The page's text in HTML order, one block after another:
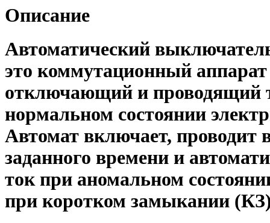
Описание
Автоматический
это коммутационный
отключающий и проводящий
нормальном состоянии
Автомат включает, проводит
заданного времени и
ток при аномальном
при коротком замыкании